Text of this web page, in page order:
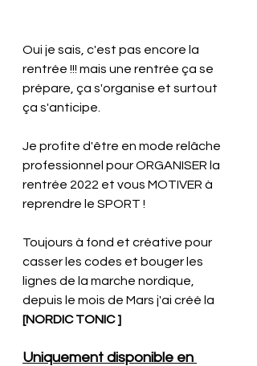
Oui je sais, c'est pas encore la
rentrée !!! mais une rentrée ça se
prépare, ça s'organise et surtout
ça s'anticipe.
Je profite d'être en mode relâche
professionnel pour ORGANISER la
rentrée 2022 et vous MOTIVER à
reprendre le SPORT !
Toujours à fond et créative pour
casser les codes et bouger les
lignes de la marche nordique,
depuis le mois de Mars j'ai créé la
[NORDIC TONIC ]
Uniquement disponible en